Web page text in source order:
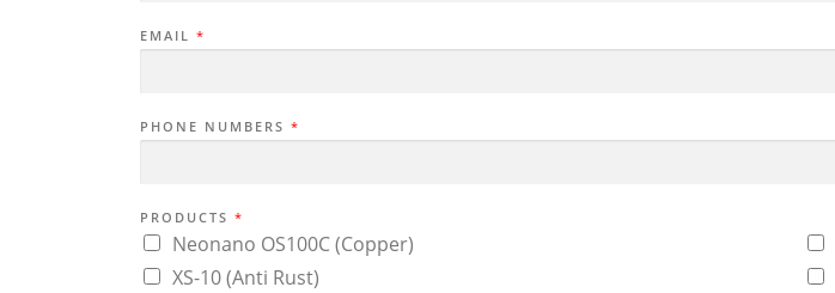
EMAIL *
PHONE NUMBERS *
PRODUCTS *
Neonano OS100C (Copper)
XS-10 (Anti Rust)